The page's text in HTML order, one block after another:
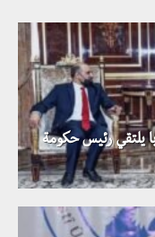
يلتقي رئيس حكومة